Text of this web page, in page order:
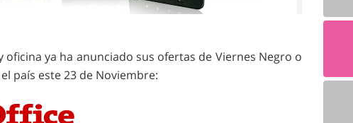
ya ha anunciado sus ofertas de Viernes Negro o
país este 23 de Noviembre: